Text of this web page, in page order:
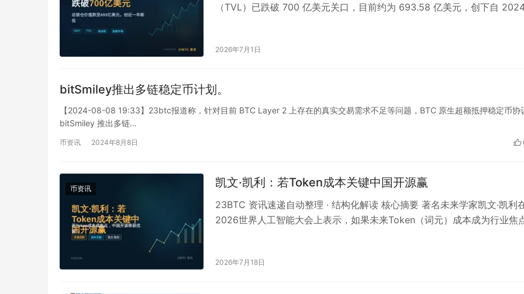
（TVL）已跌破 700 亿美元关口，目前约为 693.58 亿美元，创下自
2026年7月1日
bitSmiley推出多链稳定币计划。
【2024-08-08 19:33】23btc报道称，针对目前 BTC Layer 2 上存在的真实交易需求不足等问题，BTC 原生超额抵押稳定币协
bitSmiley 推出多链…
币资讯 2024年8月8日
币资讯 凯文·凯利：若Token成本关键中国开源赢
23BTC 资讯速递自动整理 · 结构化解读 核心摘要 著名未来学家凯文·凯利
2026世界人工智能大会上表示，如果未来Token（词元）成本成为行业焦
2026年7月18日